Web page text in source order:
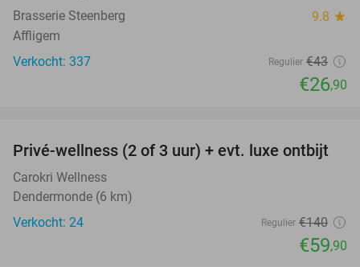
Brasserie Steenberg 9.8 star
Affligem
Verkocht: 337
Regulier €43
€26,90
57%
Privé-wellness (2 of 3 uur) + evt. luxe ontbijt
Carokri Wellness
Dendermonde (6 km)
Verkocht: 24
Regulier €140
€59,90